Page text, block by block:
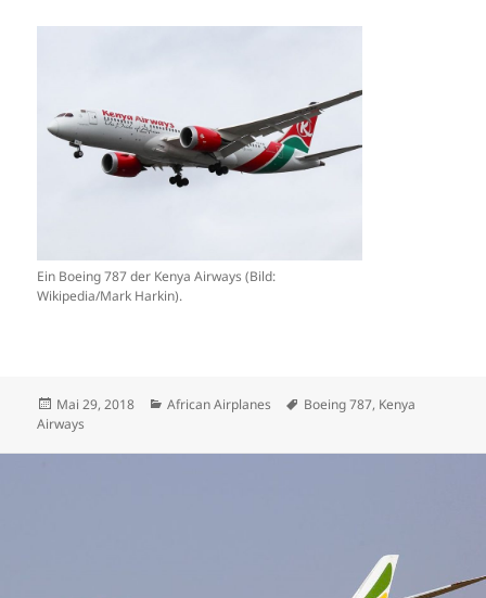
Ein Boeing 787 der Kenya Airways (Bild:
Wikipedia/Mark Harkin).
Veröffentlicht
am
Mai 29, 2018 Kategorien
African Airplanes Schlagwörter
Boeing 787, Kenya
Airways